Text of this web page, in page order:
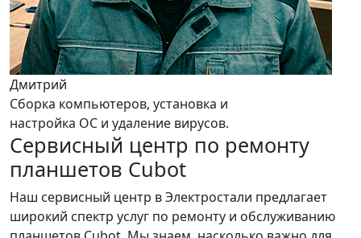
Дмитрий
Сборка компьютеров, установка и
настройка ОС и удаление вирусов.
Сервисный центр по ремонту
планшетов Cubot
Наш сервисный центр в Электростали предлагает
широкий спектр услуг по ремонту и обслуживанию